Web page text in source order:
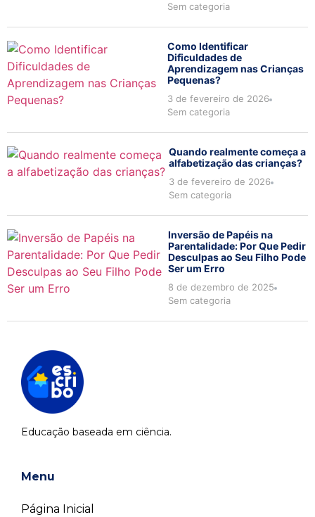
Sem categoria
Como Identificar
Dificuldades de
Aprendizagem nas Crianças
Pequenas?
3 de fevereiro de 2026
Sem categoria
Quando realmente começa a
alfabetização das crianças?
3 de fevereiro de 2026
Sem categoria
Inversão de Papéis na
Parentalidade: Por Que Pedir
Desculpas ao Seu Filho Pode
Ser um Erro
8 de dezembro de 2025
Sem categoria
Educação baseada em ciência.
Menu
Página Inicial